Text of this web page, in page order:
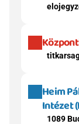
Heim
Intézet
1089